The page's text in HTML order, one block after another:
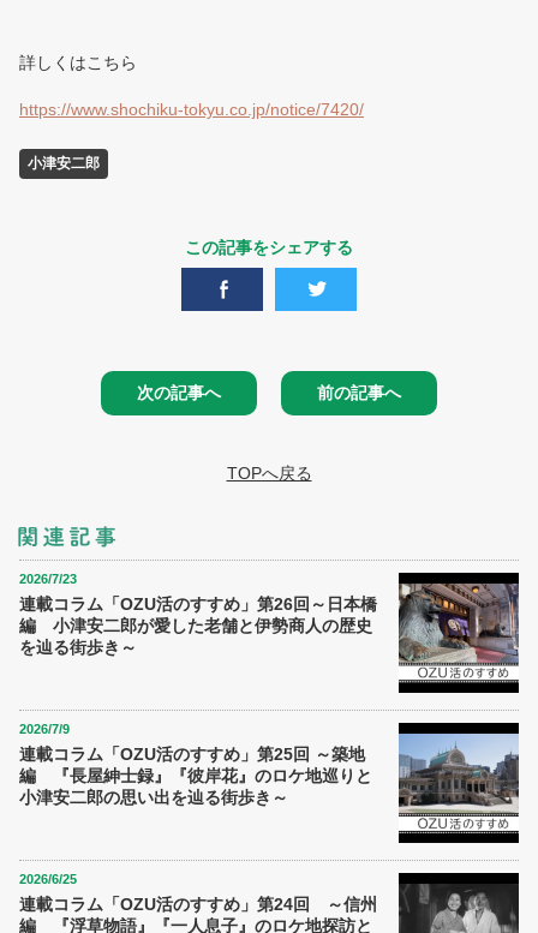
詳しくはこちら
https://www.shochiku-tokyu.co.jp/notice/7420/
小津安二郎
この記事をシェアする
次の記事へ 前の記事へ
TOPへ戻る
2026/7/23
連載コラム「OZU活のすすめ」第26回～日本橋
編 小津安二郎が愛した老舗と伊勢商人の歴史
を辿る街歩き～
2026/7/9
連載コラム「OZU活のすすめ」第25回 ～築地
編 『長屋紳士録』『彼岸花』のロケ地巡りと
小津安二郎の思い出を辿る街歩き～
2026/6/25
連載コラム「OZU活のすすめ」第24回 ～信州
編 『浮草物語』『一人息子』のロケ地探訪と